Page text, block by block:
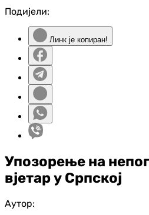
Подијели:
Линк је копиран!
Упозорење на
вјетар у Српској
Аутор: